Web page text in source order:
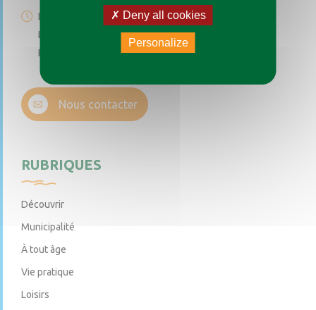
Lundi au vendredi de 9h à 12h
Le premier et troisième samedi du mois de 9h à 12h
Permanence téléphonique de 14h à 17h (sauf samedi)
Nous contacter
RUBRIQUES
Découvrir
Municipalité
À tout âge
Vie pratique
Loisirs
Deny all cookies
Personalize